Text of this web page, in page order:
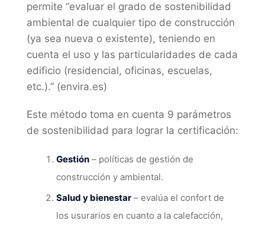
permite “evaluar el grado de sostenibilidad
ambiental de cualquier tipo de construcción
(ya sea nueva o existente), teniendo en
cuenta el uso y las particularidades de cada
edificio (residencial, oficinas, escuelas,
etc.).” (envira.es)
Este método toma en cuenta 9 parámetros
de sostenibilidad para lograr la certificación:
Gestión – políticas de gestión de
construcción y ambiental.
Salud y bienestar – evalúa el confort de
los usurarios en cuanto a la calefacción,